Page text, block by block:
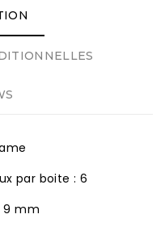
par boite : 6
9 mm